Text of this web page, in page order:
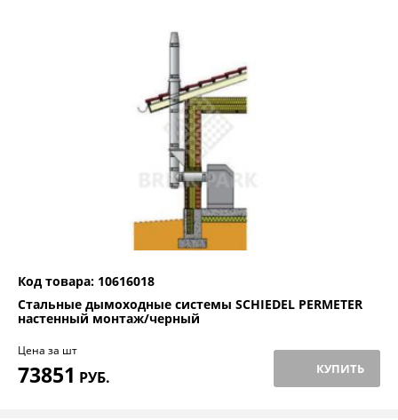
Код товара: 10616018
Стальные дымоходные системы SCHIEDEL PERMETER
настенный монтаж/черный
Цена за шт
73851 РУБ. КУПИТЬ